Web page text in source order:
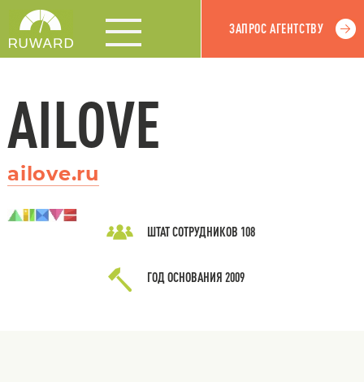
ЗАПРОС АГЕНТСТВУ
AILOVE
ailove.ru
ШТАТ СОТРУДНИКОВ 108
ГОД ОСНОВАНИЯ 2009